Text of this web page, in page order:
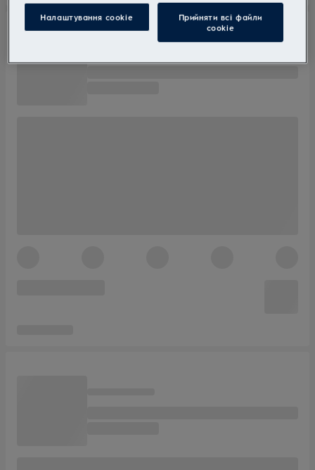
Налаштування cookie
Прийняти всі файли
сookie